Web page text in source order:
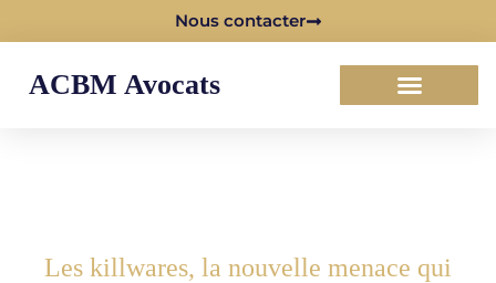
Nous contacter
ACBM Avocats
Les killwares, la nouvelle menace qui